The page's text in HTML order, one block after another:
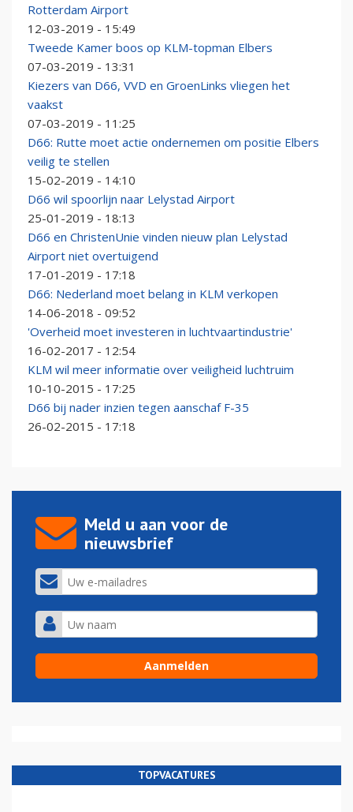
Rotterdam Airport
12-03-2019 - 15:49
Tweede Kamer boos op KLM-topman Elbers
07-03-2019 - 13:31
Kiezers van D66, VVD en GroenLinks vliegen het
vaakst
07-03-2019 - 11:25
D66: Rutte moet actie ondernemen om positie Elbers
veilig te stellen
15-02-2019 - 14:10
D66 wil spoorlijn naar Lelystad Airport
25-01-2019 - 18:13
D66 en ChristenUnie vinden nieuw plan Lelystad
Airport niet overtuigend
17-01-2019 - 17:18
D66: Nederland moet belang in KLM verkopen
14-06-2018 - 09:52
'Overheid moet investeren in luchtvaartindustrie'
16-02-2017 - 12:54
KLM wil meer informatie over veiligheid luchtruim
10-10-2015 - 17:25
D66 bij nader inzien tegen aanschaf F-35
26-02-2015 - 17:18
Meld u aan voor de
nieuwsbrief
TOPVACATURES